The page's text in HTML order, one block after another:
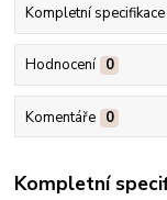
Kompletní specifikace
Hodnocení 0
Komentáře 0
Kompletní